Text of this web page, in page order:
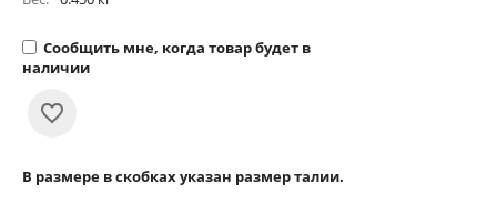
Сообщить мне, когда товар будет в
наличии
В размере в скобках указан размер талии.